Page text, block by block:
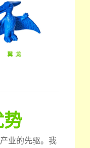
势
业的先驱。我